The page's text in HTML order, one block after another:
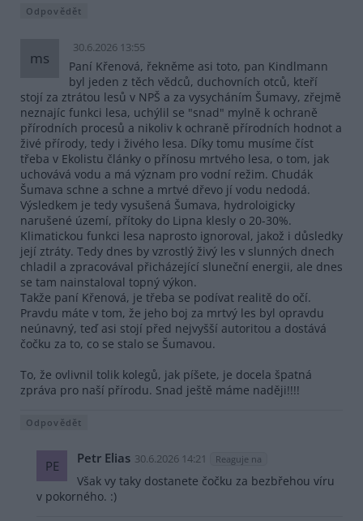
Odpovědět
ms
30.6.2026 13:55
Paní Křenová, řekněme asi toto, pan Kindlmann
byl jeden z těch vědců, duchovních otců, kteří
stojí za ztrátou lesů v NPŠ a za vysycháním Šumavy, zřejmě
neznajíc funkci lesa, uchýlil se "snad" mylně k ochraně
přírodních procesů a nikoliv k ochraně přírodních hodnot a
živé přírody, tedy i živého lesa. Díky tomu musíme číst
třeba v Ekolistu články o přínosu mrtvého lesa, o tom, jak
uchovává vodu a má význam pro vodní režim. Chudák
Šumava schne a schne a mrtvé dřevo jí vodu nedodá.
Výsledkem je tedy vysušená Šumava, hydroloigicky
narušené území, přítoky do Lipna klesly o 20-30%.
Klimatickou funkci lesa naprosto ignoroval, jakož i důsledky
její ztráty. Tedy dnes by vzrostlý živý les v slunných dnech
chladil a zpracovával přicházející sluneční energii, ale dnes
se tam nainstaloval topný výkon.
Takže paní Křenová, je třeba se podívat realitě do očí.
Pravdu máte v tom, že jeho boj za mrtvý les byl opravdu
neúnavný, teď asi stojí před nejvyšší autoritou a dostává
čočku za to, co se stalo se Šumavou.
To, že ovlivnil tolik kolegů, jak píšete, je docela špatná
zpráva pro naší přírodu. Snad ještě máme naději!!!!
Odpovědět
PE Petr Elias 30.6.2026 14:21 Reaguje na
Však vy taky dostanete čočku za bezbřehou víru
v pokorného. :)